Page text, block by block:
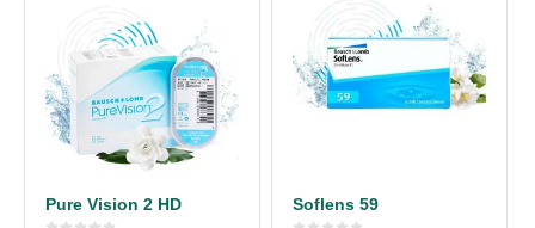
Pure Vision 2 HD Soflens 59